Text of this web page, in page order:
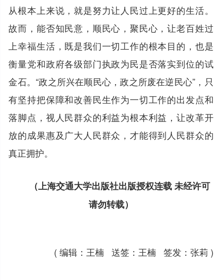
从根本上来说，就是努力让人民过上更好的生活。
故而，能否知民意，顺民心，聚民心，让老百姓过
上幸福生活，既是我们一切工作的根本目的，也是
衡量党和政府各级部门执政为民是否落实到位的试
金石。“政之所兴在顺民心，政之所废在逆民心”，只
有坚持把保障和改善民生作为一切工作的出发点和
落脚点，视人民群众的利益为根本利益，让改革开
放的成果惠及广大人民群众，才能得到人民群众的
真正拥护。
（上海交通大学出版社出版授权连载 未经许可
请勿转载）
( 编辑：王楠 送签：王楠 签发：张莉 )